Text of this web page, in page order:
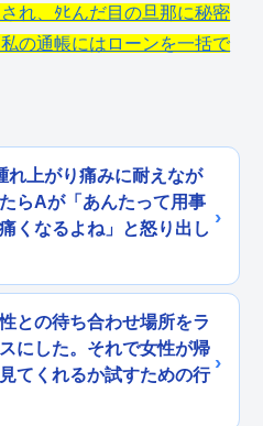
れ、ﾀﾋんだ目の旦那に秘密
の通帳にはローンを一括で
れ上がり痛みに耐えなが
らAが「あんたって用事
くなるよね」と怒り出し
との待ち合わせ場所をラ
にした。それで女性が帰
てくれるか試すための行